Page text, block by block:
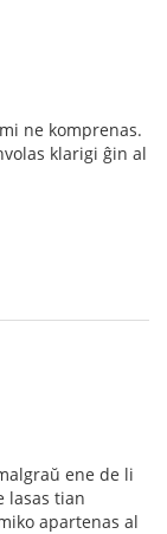
ne komprenas.
klarigi ĝin al
ene de li
lasas tian
apartenas al